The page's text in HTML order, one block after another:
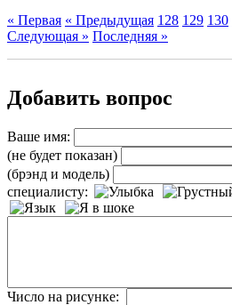
« Первая « Предыдущая 128 129 130
Следующая » Последняя »
Добавить вопрос
Ваше имя:
(не будет показан)
(брэнд и модель)
специалисту:
Число на рисунке: